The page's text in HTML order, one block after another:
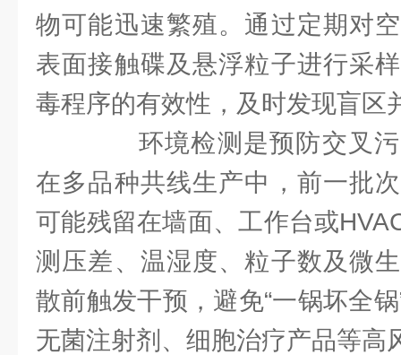
物可能迅速繁殖。通过定期对
表面接触碟及悬浮粒子进行采
毒程序的有效性，及时发现盲区
环境检测是预防交叉污
在多品种共线生产中，前一批
可能残留在墙面、工作台或
测压差、温湿度、粒子数及微
散前触发干预，避免“一锅坏全
无菌注射剂、细胞治疗产品等高